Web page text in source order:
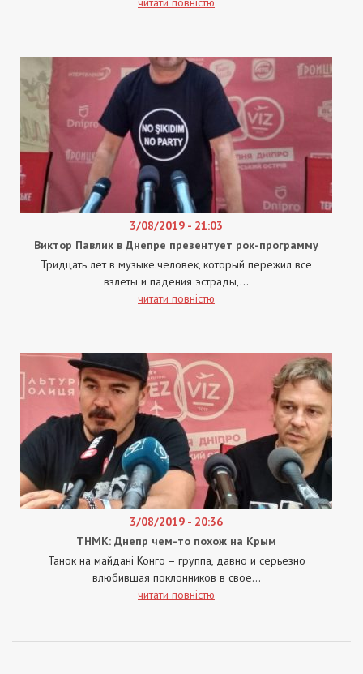
3/08/2019 - 21:03
Виктор Павлик в Днепре презентует рок-программу
Тридцать лет в музыке.человек, который пережил все
взлеты и падения эстрады,...
читати повністю
3/08/2019 - 20:36
ТНМК: Днепр чем-то похож на Крым
Танок на майданi Конго – группа, давно и серьезно
влюбившая поклонников в свое...
читати повністю